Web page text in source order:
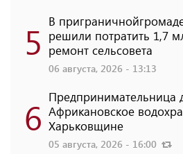
5 В
решили потратить 1,7
ремонт сельсовета
06 августа, 2026 - 13:13
6 Предпринимательница
Африкановское
Харьковщине
05 августа, 2026 - 16:00